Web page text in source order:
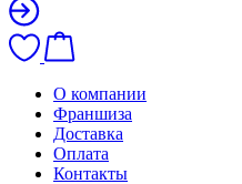
О компании
Франшиза
Доставка
Оплата
Контакты